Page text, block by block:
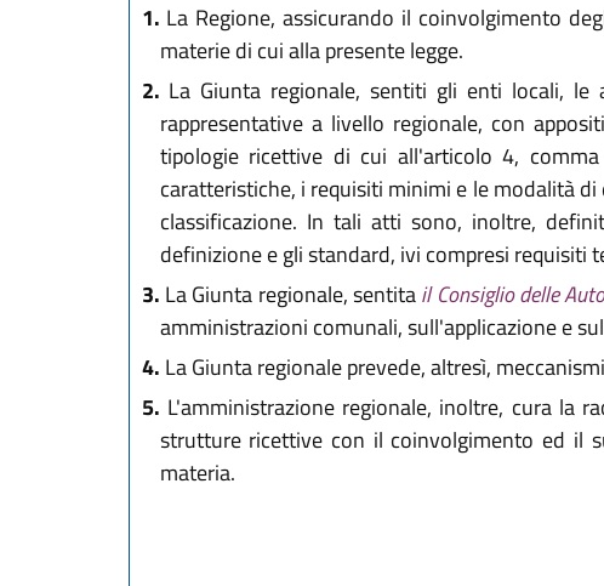
1. La Regione, assicurando il coinvolgimento
materie di cui alla presente legge.
2. La Giunta regionale, sentiti gli enti locali,
rappresentative a livello regionale, con
tipologie ricettive di cui all'articolo 4,
caratteristiche, i requisiti minimi e le modalità
classificazione. In tali atti sono, inoltre,
definizione e gli standard, ivi compresi requisiti
3. La Giunta regionale, sentitail Consiglio delle
amministrazioni comunali, sull'applicazione e
4. La Giunta regionale prevede, altresì,
5. L'amministrazione regionale, inoltre, cura la
strutture ricettive con il coinvolgimento ed il
materia.